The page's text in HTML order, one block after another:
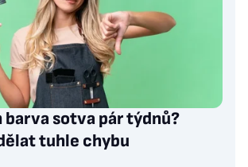
barva sotva pár týdnů?
tuhle chybu